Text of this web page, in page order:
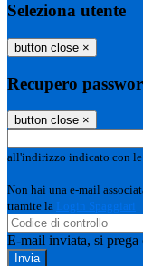
Seleziona utente
button close ×
Recupero
button close ×
all'indirizzo indicato con le
Non hai una e-mail
tramite la Login Spaggiari
E-mail inviata, si prega